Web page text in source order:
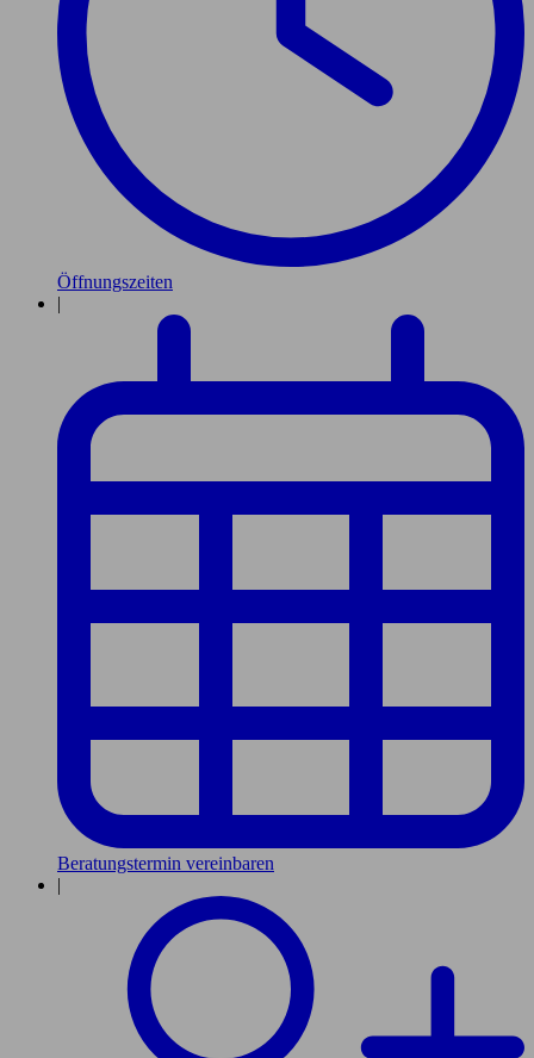
Öffnungszeiten
|
Beratungstermin vereinbaren
|